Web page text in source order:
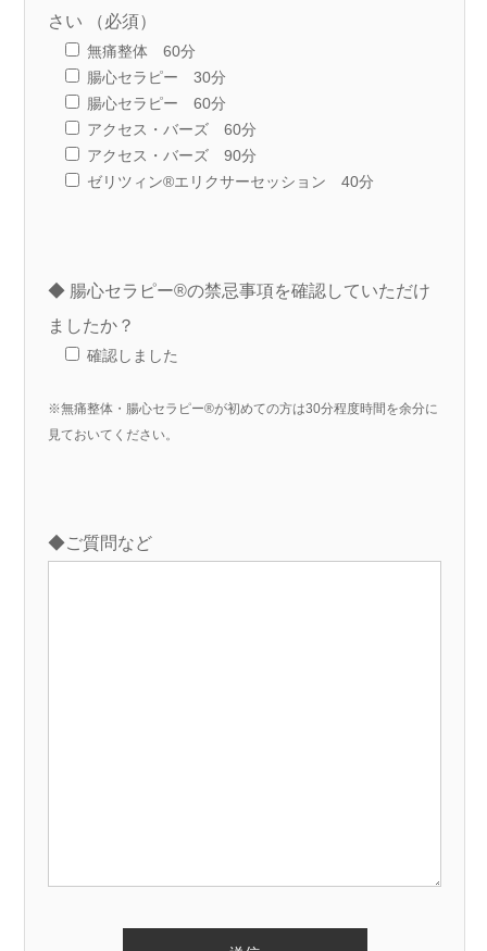
さい （必須）
無痛整体 60分
腸心セラピー 30分
腸心セラピー 60分
アクセス・バーズ 60分
アクセス・バーズ 90分
ゼリツィン®エリクサーセッション 40分
◆ 腸心セラピー®の禁忌事項を確認していただけ
ましたか？
確認しました
※無痛整体・腸心セラピー®が初めての方は30分程度時間を余分に
見ておいてください。
◆ご質問など